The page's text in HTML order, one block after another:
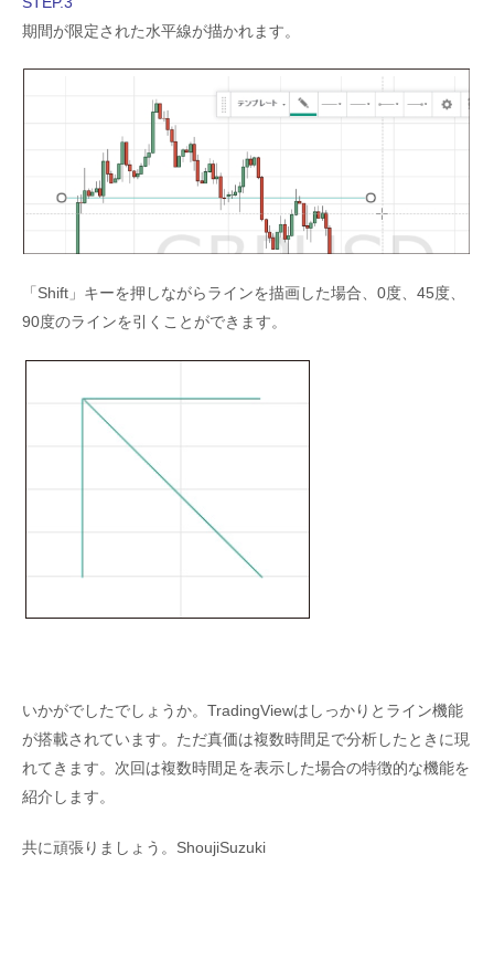
期間が限定された水平線が描かれます。
「Shift」キーを押しながらラインを描画した場合、0度、45度、
90度のラインを引くことができます。
いかがでしたでしょうか。TradingViewはしっかりとライン機能
が搭載されています。ただ真価は複数時間足で分析したときに現
れてきます。次回は複数時間足を表示した場合の特徴的な機能を
紹介します。
共に頑張りましょう。ShoujiSuzuki